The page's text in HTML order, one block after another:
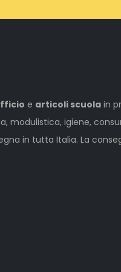
e articoli scuola in
modulistica, igiene,
in tutta Italia. La